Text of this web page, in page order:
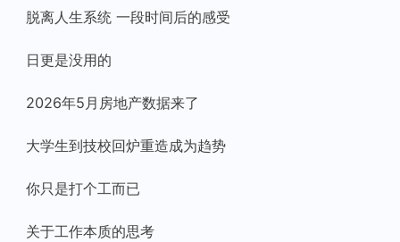
脱离人生系统 一段时间后的感受
日更是没用的
2026年5月房地产数据来了
大学生到技校回炉重造成为趋势
你只是打个工而已
关于工作本质的思考